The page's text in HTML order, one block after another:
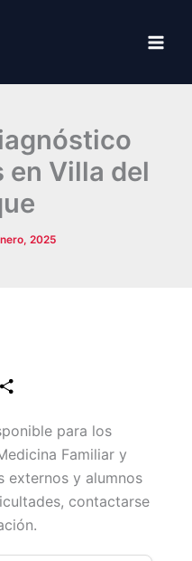
en Villa del
2025
m
p
a
r
t
i
para los
Familiar y
externos y alumnos
contactarse